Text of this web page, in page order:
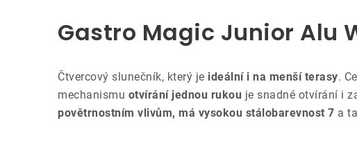
Gastro Magic Junior Alu
Čtvercový slunečník, který je ideální i na menší terasy.
mechanismu otvírání jednou rukou je snadné otvírání i
povětrnostním vlivům, má vysokou stálobarevnost 7 a